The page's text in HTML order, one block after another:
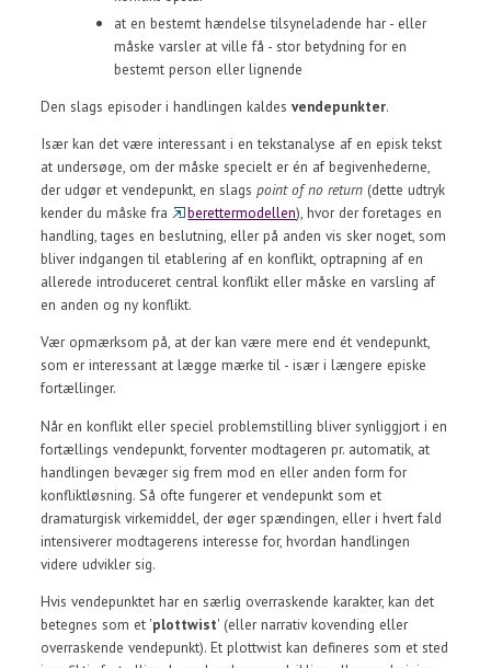
at en bestemt hændelse tilsyneladende har - eller
måske varsler at ville få - stor betydning for en
bestemt person eller lignende
Den slags episoder i handlingen kaldesvendepunkter.
Især kan det være interessant i en tekstanalyse af en episk tekst
at undersøge, om der måske specielt er én af begivenhederne,
der udgør et vendepunkt, en slagspoint of no return (dette udtryk
kender du måske fra
berettermodellen), hvor der foretages en
handling, tages en beslutning, eller på anden vis sker noget, som
bliver indgangen til etablering af en konflikt, optrapning af en
allerede introduceret central konflikt eller måske en varsling af
en anden og ny konflikt.
Vær opmærksom på, at der kan være mere end ét vendepunkt,
som er interessant at lægge mærke til - især i længere episke
fortællinger.
Når en konflikt eller speciel problemstilling bliver synliggjort i en
fortællings vendepunkt, forventer modtageren pr. automatik, at
handlingen bevæger sig frem mod en eller anden form for
konfliktløsning. Så ofte fungerer et vendepunkt som et
dramaturgisk virkemiddel, der øger spændingen, eller i hvert fald
intensiverer modtagerens interesse for, hvordan handlingen
videre udvikler sig.
Hvis vendepunktet har en særlig overraskende karakter, kan det
betegnes som et 'plottwist' (eller narrativ kovending eller
overraskende vendepunkt). Et plottwist kan defineres som et sted